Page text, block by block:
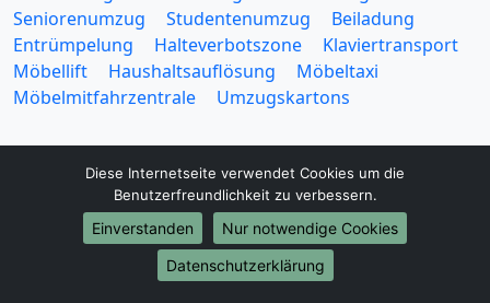
Seniorenumzug
Studentenumzug
Beiladung
Entrümpelung
Halteverbotszone
Klaviertransport
Möbellift
Haushaltsauflösung
Möbeltaxi
Möbelmitfahrzentrale
Umzugskartons
Europa-Umzüge
Umzug von Bergisch Gladbach nach Belarus
Diese Internetseite verwendet Cookies um die
Benutzerfreundlichkeit zu verbessern.
Einverstanden
Nur notwendige Cookies
Datenschutzerklärung